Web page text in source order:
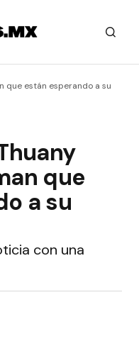
que están esperando a su
que
a su
con una